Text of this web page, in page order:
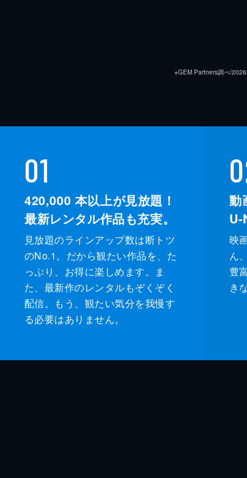
※GEM Partners調べ/2026
01
420,000 本以上が見放題！
最新レンタル作品も充実。
見放題のラインアップ数は断トツ
のNo.1。だから観たい作品を、た
っぷり、お得に楽しめます。ま
た、最新作のレンタルもぞくぞく
配信。もう、観たい気分を我慢す
る必要はありません。
動
U-
映
ん
豊
き